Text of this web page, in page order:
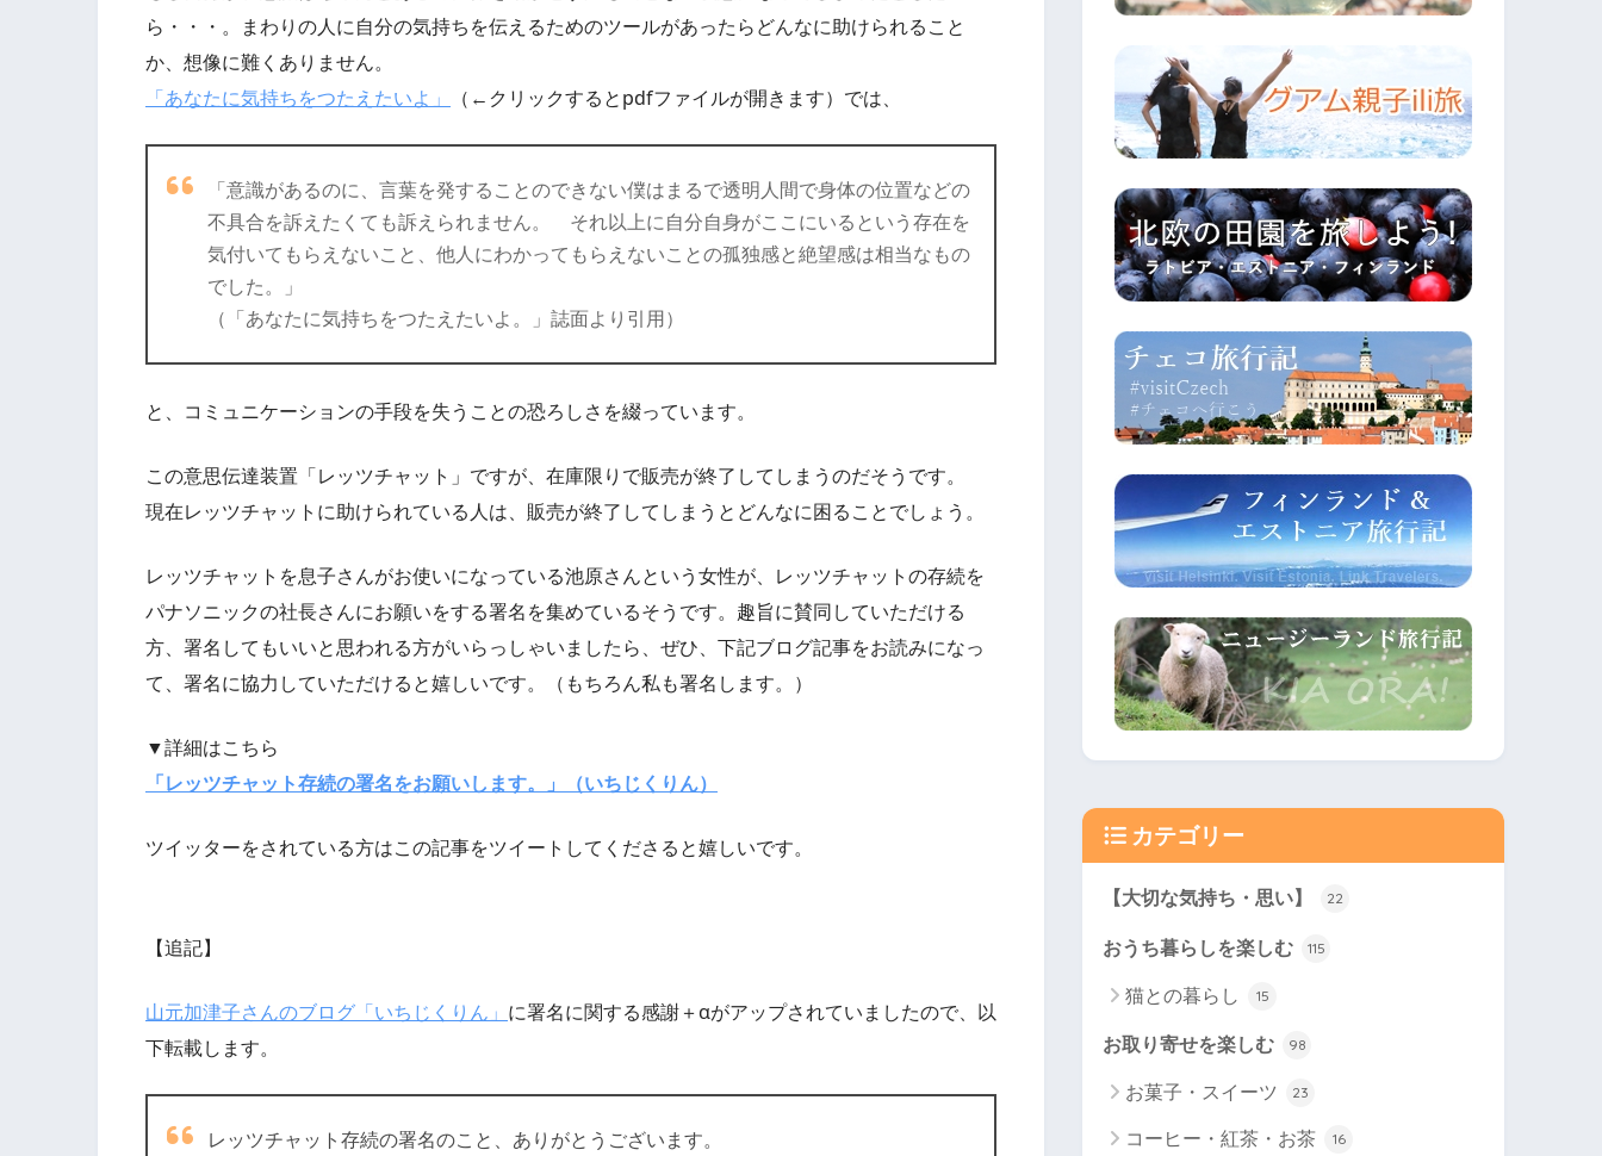
ら・・・。まわりの人に自分の気持ちを伝えるためのツールがあったらどんなに助けられること
か、想像に難くありません。
「あなたに気持ちをつたえたいよ」
（←クリックするとpdfファイルが開きます）では、
「意識があるのに、言葉を発することのできない僕はまるで透明人間で身体の位置などの
不具合を訴えたくても訴えられません。 それ以上に自分自身がここにいるという存在を
気付いてもらえないこと、他人にわかってもらえないことの孤独感と絶望感は相当なもの
でした。」
（「あなたに気持ちをつたえたいよ。」誌面より引用）
と、コミュニケーションの手段を失うことの恐ろしさを綴っています。
この意思伝達装置「レッツチャット」ですが、在庫限りで販売が終了してしまうのだそうです。
現在レッツチャットに助けられている人は、販売が終了してしまうとどんなに困ることでしょう。
レッツチャットを息子さんがお使いになっている池原さんという女性が、レッツチャットの存続を
パナソニックの社長さんにお願いをする署名を集めているそうです。趣旨に賛同していただける
方、署名してもいいと思われる方がいらっしゃいましたら、ぜひ、下記ブログ記事をお読みになっ
て、署名に協力していただけると嬉しいです。（もちろん私も署名します。）
▼詳細はこちら
「レッツチャット存続の署名をお願いします。」（いちじくりん）
ツイッターをされている方はこの記事をツイートしてくださると嬉しいです。
【追記】
山元加津子さんのブログ「いちじくりん」 に署名に関する感謝＋αがアップされていましたので、以
下転載します。
レッツチャット存続の署名のこと、ありがとうございます。
カテゴリー
【大切な気持ち・思い】 22
おうち暮らしを楽しむ 115
猫との暮らし 15
お取り寄せを楽しむ 98
お菓子・スイーツ 23
コーヒー・紅茶・お茶 16